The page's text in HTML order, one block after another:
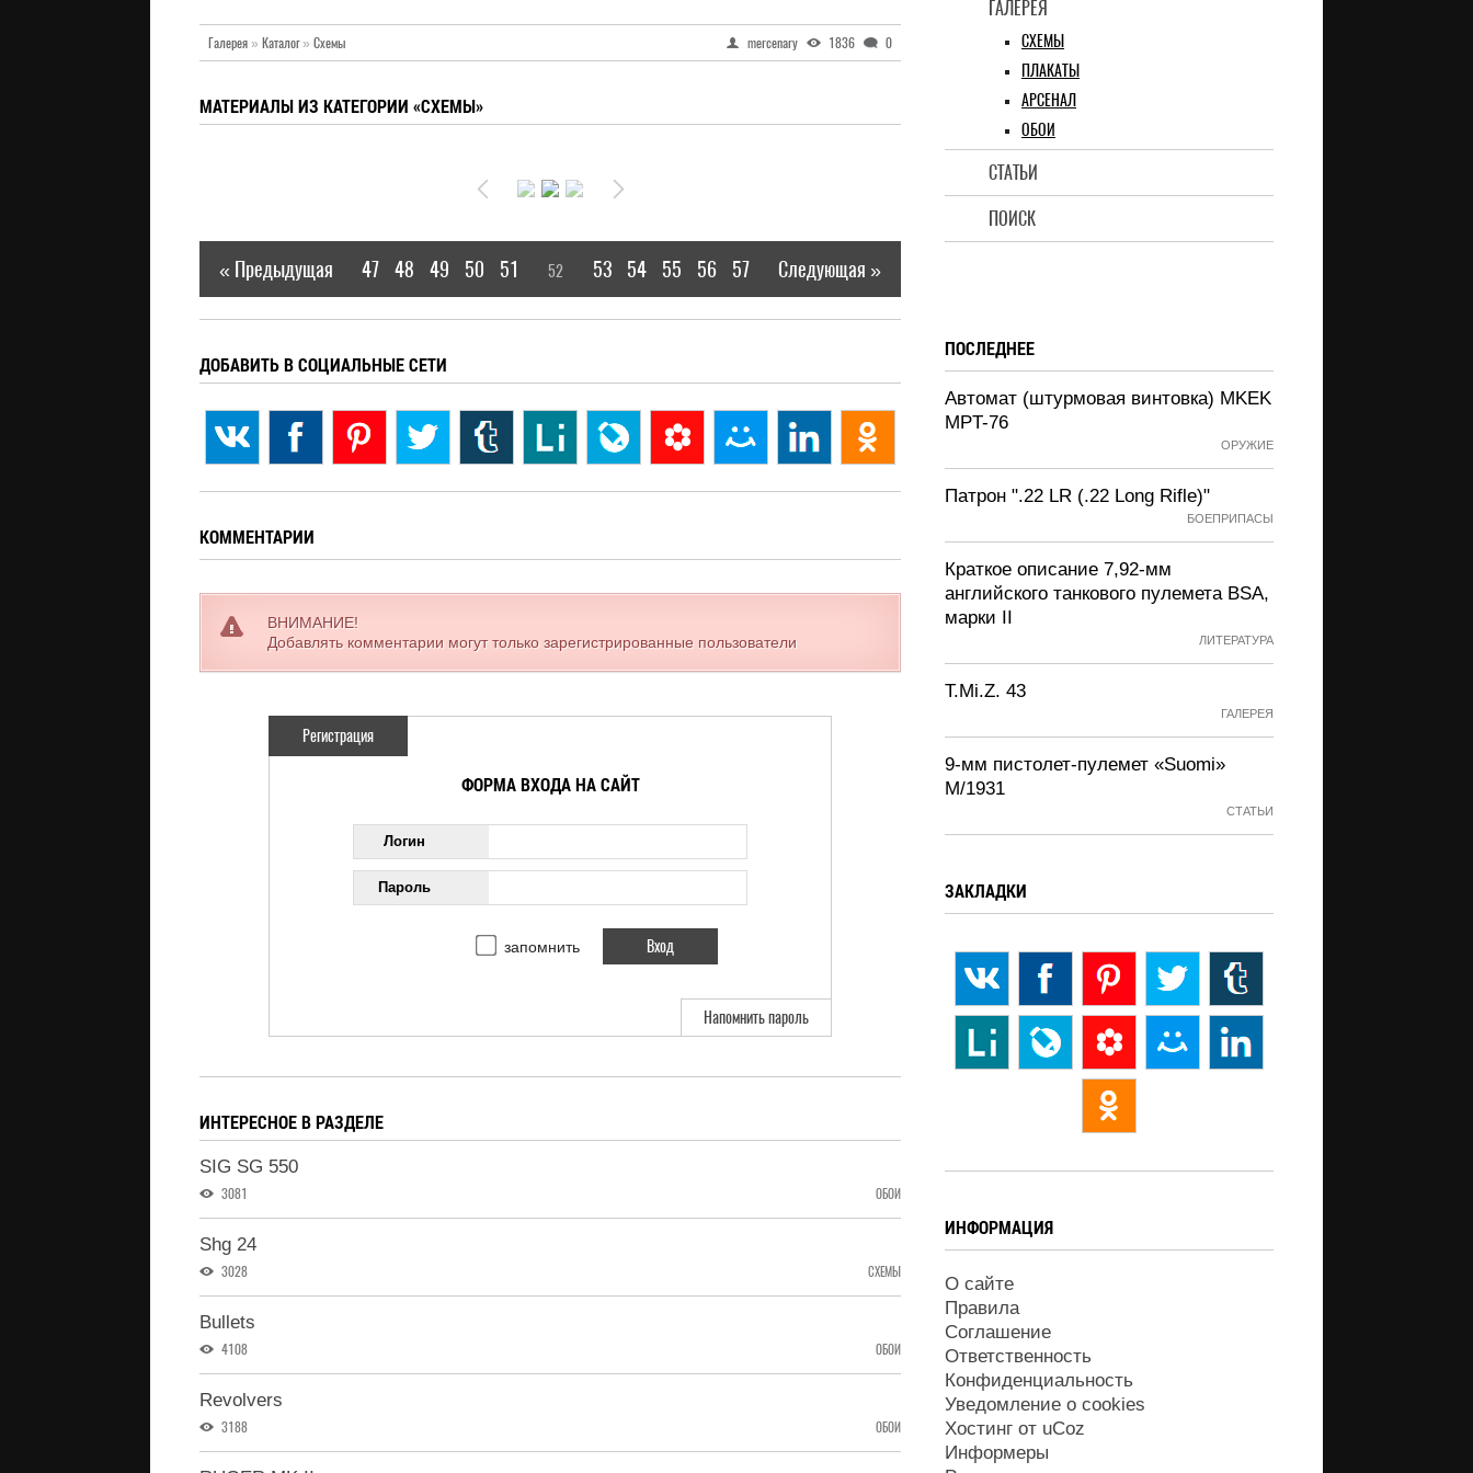
ГАЛЕРЕЯ
СХЕМЫ
ПЛАКАТЫ
АРСЕНАЛ
ОБОИ
СТАТЬИ
ПОИСК
Галерея» Каталог» Схемы mercenary 1836 0
МАТЕРИАЛЫ ИЗ КАТЕГОРИИ «СХЕМЫ»
« Предыдущая 47 48 49 50 51 52 53 54 55 56 57 Следующая »
ДОБАВИТЬ В СОЦИАЛЬНЫЕ СЕТИ
КОММЕНТАРИИ
ВНИМАНИЕ!
Добавлять комментарии могут только зарегистрированные пользователи
Регистрация
ФОРМА ВХОДА НА САЙТ
Логин
Пароль
запомнить
Напомнить пароль
ИНТЕРЕСНОЕ В РАЗДЕЛЕ
SIG SG 550
3081 ОБОИ
Shg 24
3028 СХЕМЫ
Bullets
4108 ОБОИ
Revolvers
3188 ОБОИ
ПОСЛЕДНЕЕ
Автомат (штурмовая винтовка) MKEK
MPT-76
ОРУЖИЕ
Патрон ".22 LR (.22 Long Rifle)"
БОЕПРИПАСЫ
Краткое описание 7,92-мм
английского танкового пулемета BSA,
марки II
ЛИТЕРАТУРА
T.Mi.Z. 43
ГАЛЕРЕЯ
9-мм пистолет-пулемет «Suomi»
М/1931
СТАТЬИ
ЗАКЛАДКИ
ИНФОРМАЦИЯ
О сайте
Правила
Соглашение
Ответственность
Конфиденциальность
Уведомление о cookies
Хостинг от uCoz
Информеры